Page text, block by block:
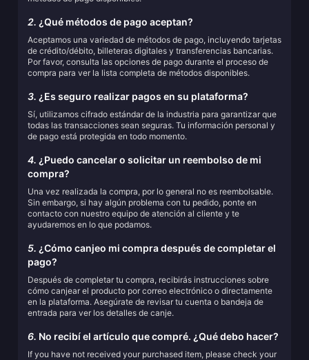
2. ¿Qué métodos de pago aceptan?
Aceptamos una variedad de métodos de pago, incluyendo tarjetas
de crédito/débito, billeteras digitales y transferencias bancarias.
Por favor, consulta las opciones de pago durante el proceso de
compra para ver la lista completa de métodos disponibles.
3. ¿Es seguro realizar pagos en su plataforma?
Sí, utilizamos cifrado estándar de la industria para garantizar que
todas las transacciones sean seguras. Tu información personal y
de pago está protegida en todo momento.
4. ¿Puedo cancelar o solicitar un reembolso de mi
compra?
Una vez realizada la compra, por lo general no es reembolsable.
Sin embargo, si hay algún problema con tu pedido, ponte en
contacto con nuestro equipo de atención al cliente y te
ayudaremos en lo que podamos.
5. ¿Cómo canjeo mi compra después de completar el
pago?
Después de completar tu compra, recibirás instrucciones sobre
cómo canjear el producto por correo electrónico o directamente
en la plataforma. Asegúrate de revisar tu cuenta o bandeja de
entrada para ver los detalles de canje.
6. No recibí el artículo que compré. ¿Qué debo hacer?
If you have not received your purchased item, please check your